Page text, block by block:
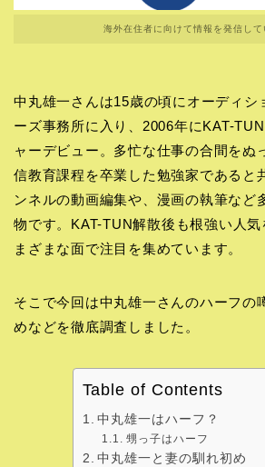
海外在住者に向けて情報を発信して
中丸雄一さんは15歳の頃にオーディシ
ーズ事務所に入り、2006年にKAT-
ャーデビュー。多忙な仕事の合間をぬ
信教育課程を卒業した勉強家であると
ンネルの動画編集や、漫画の執筆など
物です。KAT-TUN解散後も根強い人気
まざまな面で注目を集めています。
そこで今回は中丸雄一さんのハーフの
めなどを徹底調査しました。
Table of Contents
中丸雄一はハーフ？
甥っ子はハーフ
中丸雄一と妻の馴れ初め